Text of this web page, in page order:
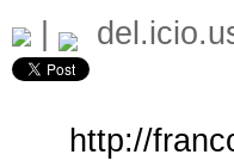
http://